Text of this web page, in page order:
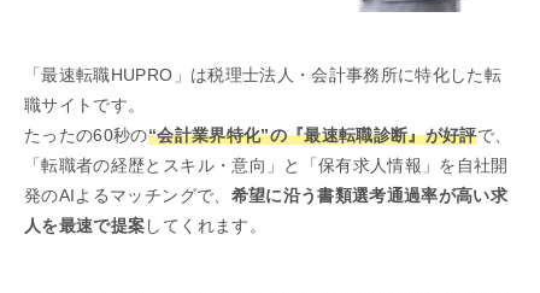
「最速転職HUPRO」は税理士法人・会計事務所に特化した転
職サイトです。
たったの60秒の“会計業界特化”の『最速転職診断』が好評で、
「転職者の経歴とスキル・意向」と「保有求人情報」を自社開
発のAIよるマッチングで、 希望に沿う書類選考通過率が高い求
人を最速で提案してくれます。